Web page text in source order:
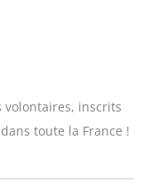
volontaires, inscrits
toute la France !